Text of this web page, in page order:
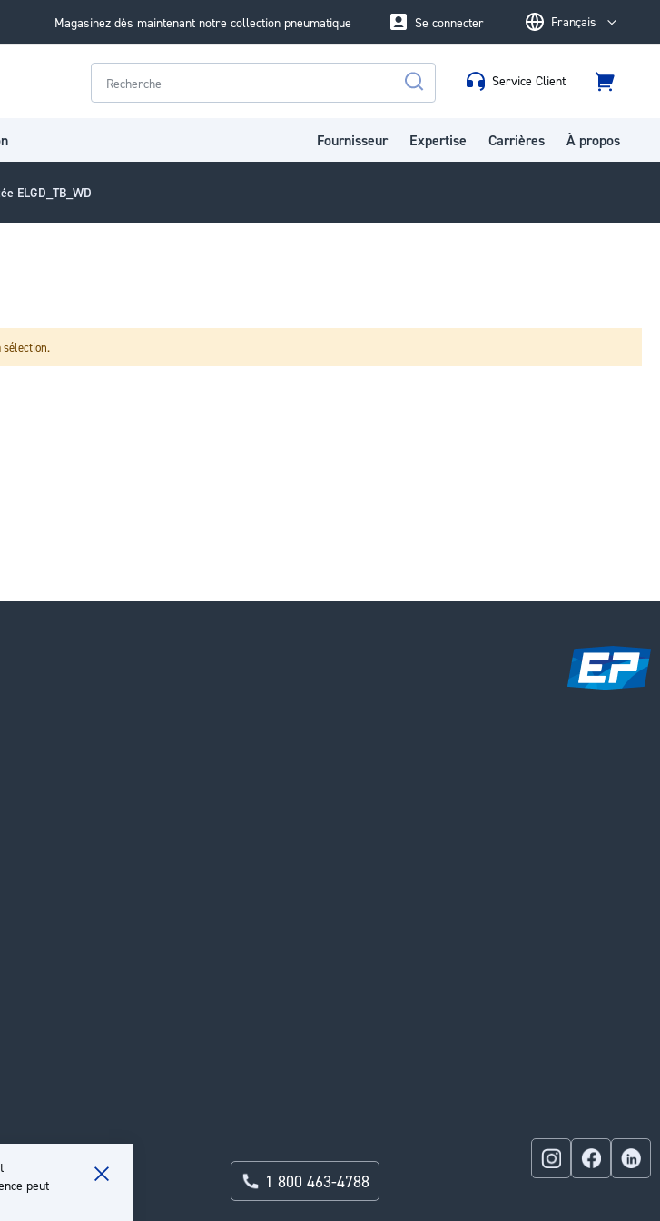
Close
peut
Magasinez dès maintenant notre collection pneumatique LanguageFrançais
Se connecter
Rechercher
Service Client
Panier
Fournisseur Expertise Carrières À propos
ELGD_TB_WD
sélection.
1 800 463-4788